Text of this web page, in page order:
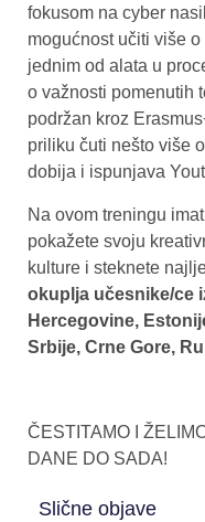
fokusom na cyber
mogućnost učiti više
jednim od alata u
o važnosti pomenutih
podržan kroz
priliku čuti nešto više
dobija i ispunjava
Na ovom treningu
pokažete svoju
kulture i steknete
okuplja učesnike/ce
Hercegovine,
Srbije, Crne Gore,
ČESTITAMO I
DANE DO SADA!
Slične objave